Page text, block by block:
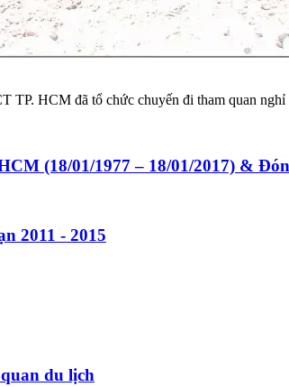
TP. HCM đã tổ chức chuyến đi tham quan
(18/01/1977 – 18/01/2017) &
2011 - 2015
du lịch